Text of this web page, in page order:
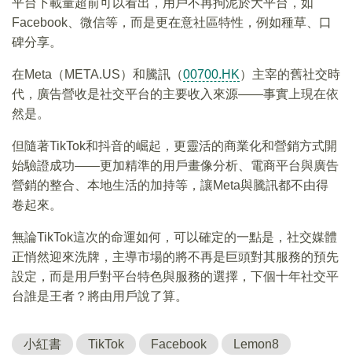
平台下載量超前可以看出，用戶不再拘泥於大平台，如
Facebook、微信等，而是更在意社區特性，例如種草、口
碑分享。
在Meta（META.US）和騰訊（00700.HK）主宰的舊社交時
代，廣告營收是社交平台的主要收入來源——事實上現在依
然是。
但隨著TikTok和抖音的崛起，更靈活的商業化和營銷方式開
始驗證成功——更加精準的用戶畫像分析、電商平台與廣告
營銷的整合、本地生活的加持等，讓Meta與騰訊都不由得
卷起來。
無論TikTok這次的命運如何，可以確定的一點是，社交媒體
正悄然迎來洗牌，主導市場的將不再是巨頭對其服務的預先
設定，而是用戶對平台特色與服務的選擇，下個十年社交平
台誰是王者？將由用戶說了算。
小紅書 TikTok Facebook Lemon8